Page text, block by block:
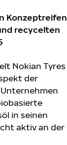
Konzeptreifen
recycelten
Nokian Tyres
der
in seinen
aktiv an der